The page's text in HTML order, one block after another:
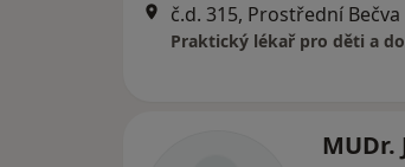
č.d. 315, Prostřední Bečva
Praktický lékař pro děti a